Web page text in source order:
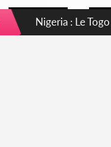
Côte d'Ivoire :